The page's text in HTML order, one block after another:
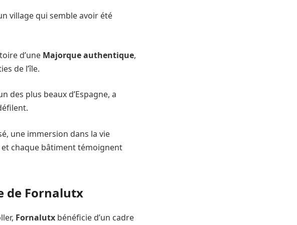
village qui semble avoir été
d’une Majorque authentique,
de l’île.
des plus beaux d’Espagne, a
une immersion dans la vie
chaque bâtiment témoignent
de Fornalutx
Fornalutx bénéficie d’un cadre